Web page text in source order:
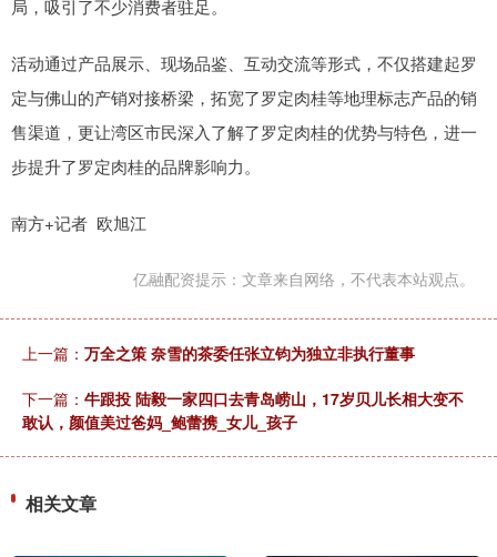
局，吸引了不少消费者驻足。
活动通过产品展示、现场品鉴、互动交流等形式，不仅搭建起罗
定与佛山的产销对接桥梁，拓宽了罗定肉桂等地理标志产品的销
售渠道，更让湾区市民深入了解了罗定肉桂的优势与特色，进一
步提升了罗定肉桂的品牌影响力。
南方+记者 欧旭江
亿融配资提示：文章来自网络，不代表本站观点。
上一篇： 万全之策 奈雪的茶委任张立钧为独立非执行董事
下一篇： 牛跟投 陆毅一家四口去青岛崂山，17岁贝儿长相大变不
敢认，颜值美过爸妈_鲍蕾携_女儿_孩子
相关文章